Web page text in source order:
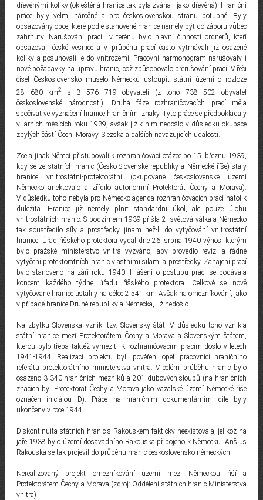
dřevěnými kolíky (okleštěná hranice tak byla zvána i jako dřevěná). Hraniční
práce byly velmi náročné a pro československou stranu potupné. Byly
obsazovány obce, které podle stanovené hranice neměly být do záboru vůbec
zahrnuty. Narušování prací v terénu bylo hlavní činností ordnerů, kteří
obsazovali české vesnice a v průběhu prací často vytrhávali již osazené
kolíky a posunovali je do vnitrozemí. Pracovní harmonogram narušovaly i
nové požadavky na úpravu hranic, což způsobovalo přerušování prací. V řeči
čísel Československo muselo Německu ustoupit státní území o rozloze
28 680 km2
s 3 576 719 obyvateli (z toho 738 502 obyvatel
československé národnosti). Druhá fáze rozhraničovacích prací měla
spočívat ve vyznačení hranice hraničními znaky. Tyto práce se předpokládaly
v jarních měsících roku 1939, avšak již k nim nedošlo v důsledku okupace
zbylých částí Čech, Moravy, Slezska a dalších navazujících událostí.
Zcela jinak Němci přistupovali k rozhraničovací otázce po 15. březnu 1939,
kdy se ze státních hranic (Česko-Slovenské republiky a Německé říše) staly
hranice vnitrostátní-protektorátní (okupované československé území
Německo anektovalo a zřídilo autonomní Protektorát Čechy a Morava).
V důsledku toho nebyla pro Německo agenda rozhraničovacích prací natolik
důležitá. Hranice již neměly plnit standardní úkol, ale pouze úlohu
vnitrostátních hranic. S podzimem 1939 přišla 2. světová válka a Německo
tak soustředilo síly a prostředky jinam než-li do vytyčování vnitrostátní
hranice. Úřad říšského protektora vydal dne 26. srpna 1940 výnos, kterým
bylo pražské ministerstvo vnitra vyzváno, aby provedlo revizi a řádné
vytyčení protektorátních hranic vlastními silami a prostředky. Zahájení prací
bylo stanoveno na září roku 1940. Hlášení o postupu prací se podávala
koncem každého týdne úřadu říšského protektora. Celkově se nově
vytyčované hranice ustálily na délce 2 541 km. Avšak na omezníkování, jako
v případě hranice Druhé republiky a Německa, již nedošlo.
Na zbytku Slovenska vznikl tzv. Slovenský štát. V důsledku toho vznikla
státní hranice mezi Protektorátem Čechy a Morava a Slovenským štátem,
kterou bylo třeba taktéž vymezit. K rozhraničovacím pracím došlo v letech
1941-1944. Realizací projektu byli pověřeni opět pracovníci hraničního
referátu protektorátního ministerstva vnitra. V celém průběhu hranic bylo
osazeno 3 340 hraničních mezníků a 201 dubových sloupů (na hraničních
znacích byl Protektorát Čechy a Morava jako vazalské území Německé říše
označen iniciálou D). Práce na hraničním dokumentárním díle byly
ukončeny v roce 1944.
Diskontinuita státních hranic s Rakouskem fakticky neexistovala, jelikož na
jaře 1938 bylo území dosavadního Rakouska připojeno k Německu. Anšlus
Rakouska se tak projevil do průběhu hranic československo-německých.
Nerealizovaný projekt omezníkování území mezi Německou říší a
Protektorátem Čechy a Morava (zdroj: Oddělení státních hranic Ministerstva
vnitra)